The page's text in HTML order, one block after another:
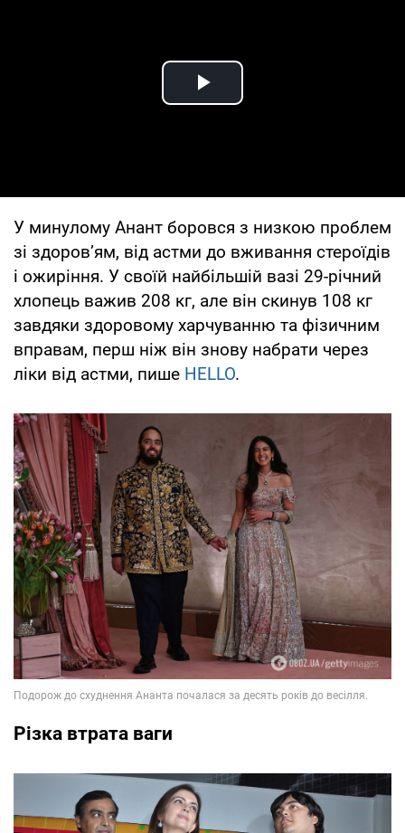
Play Video
У минулому Анант боровся з низкою проблем
зі здоров’ям, від астми до вживання стероїдів
і ожиріння. У своїй найбільшій вазі 29-річний
хлопець важив 208 кг, але він скинув 108 кг
завдяки здоровому харчуванню та фізичним
вправам, перш ніж він знову набрати через
ліки від астми, пише HELLO.
Різка втрата ваги